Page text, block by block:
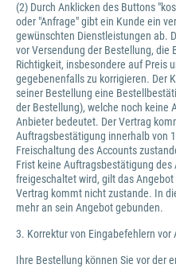
(2) Durch Anklicken des Buttons
oder "Anfrage" gibt ein Kunde ein
gewünschten Dienstleistungen ab.
vor Versendung der Bestellung, die
Richtigkeit, insbesondere auf Preis
gegebenenfalls zu korrigieren. Der
seiner Bestellung eine
der Bestellung), welche noch keine
Anbieter bedeutet. Der Vertrag
Auftragsbestätigung innerhalb von
Freischaltung des Accounts
Frist keine Auftragsbestätigung
freigeschaltet wird, gilt das
Vertrag kommt nicht zustande. In
mehr an sein Angebot gebunden.
3. Korrektur von Eingabefehlern vor
Ihre Bestellung können Sie vor der